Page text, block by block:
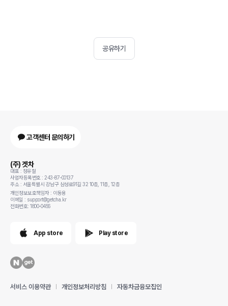
공유하기
고객센터 문의하기
(주) 겟차
대표 : 정유철
사업자등록번호 : 243-87-00137
주소 : 서울특별시 강남구 삼성로91길 32 10층, 11층, 12층
개인정보보호책임자 : 이동용
이메일 : support@getcha.kr
전화번호: 1800-0456
App store Play store
서비스 이용약관 개인정보처리방침 자동차금융모집인